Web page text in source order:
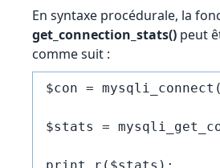
En syntaxe procédurale, la
get_connection_stats() peut
comme suit :
$con =
$stats =